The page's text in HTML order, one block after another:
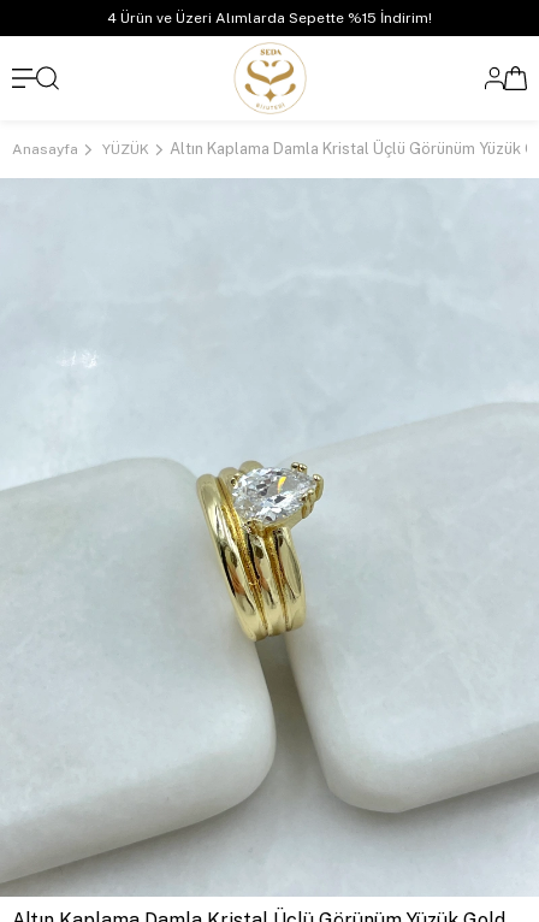
4 Ürün ve Üzeri Alımlarda Sepette %15 İndirim!
Anasayfa YÜZÜK Altın Kaplama Damla Kristal Üçlü Görünüm Yüzük